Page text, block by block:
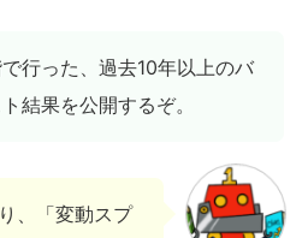
行った、過去10年以上のバ
結果を公開するぞ。
、「変動スプ